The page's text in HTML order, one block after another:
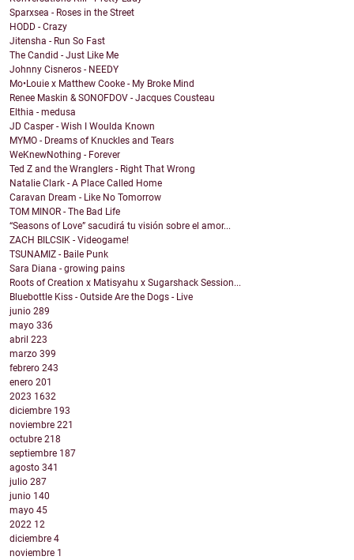
Sparxsea - Roses in the Street
HODD - Crazy
Jitensha - Run So Fast
The Candid - Just Like Me
Johnny Cisneros - NEEDY
Mo•Louie x Matthew Cooke - My Broke Mind
Renee Maskin & SONOFDOV - Jacques Cousteau
Elthia - medusa
JD Casper - Wish I Woulda Known
MYMO - Dreams of Knuckles and Tears
WeKnewNothing - Forever
Ted Z and the Wranglers - Right That Wrong
Natalie Clark - A Place Called Home
Caravan Dream - Like No Tomorrow
TOM MINOR - The Bad Life
“Seasons of Love” sacudirá tu visión sobre el amor...
ZACH BILCSIK - Videogame!
TSUNAMIZ - Baile Punk
Sara Diana - growing pains
Roots of Creation x Matisyahu x Sugarshack Session...
Bluebottle Kiss - Outside Are the Dogs - Live
junio 289
mayo 336
abril 223
marzo 399
febrero 243
enero 201
2023 1632
diciembre 193
noviembre 221
octubre 218
septiembre 187
agosto 341
julio 287
junio 140
mayo 45
2022 12
diciembre 4
noviembre 1